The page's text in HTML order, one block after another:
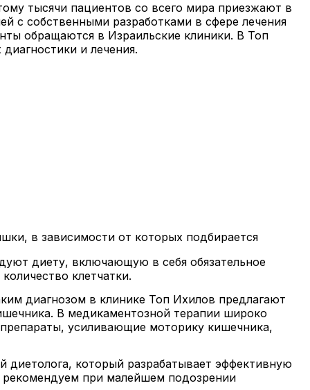
тысячи пациентов со всего мира приезжают в
с собственными разработками в сфере лечения
обращаются в Израильские клиники. В Топ
и лечения.
в зависимости от которых подбирается
диету, включающую в себя обязательное
клетчатки.
диагнозом в клинике Топ Ихилов предлагают
В медикаментозной терапии широко
усиливающие моторику кишечника,
диетолога, который разрабатывает эффективную
рекомендуем при малейшем подозрении